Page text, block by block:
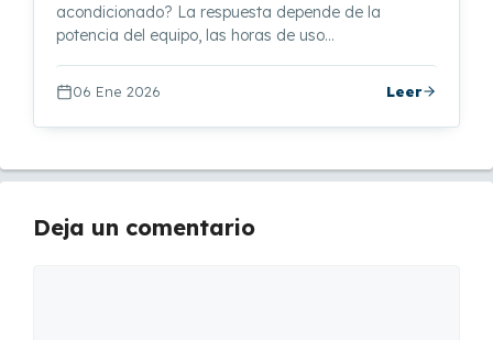
acondicionado? La respuesta depende de la
potencia del equipo, las horas de uso…
06 Ene 2026 Leer
Deja un comentario